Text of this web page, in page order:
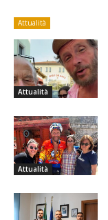
Attualità
Attualità
Attualità